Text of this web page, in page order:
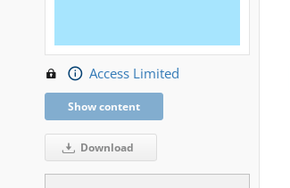
Access Limited
Show content
Download